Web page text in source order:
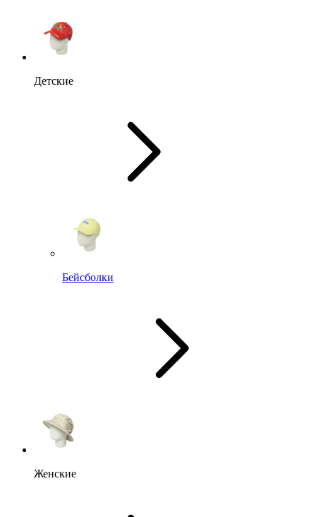
Детские
Бейсболки
Женские